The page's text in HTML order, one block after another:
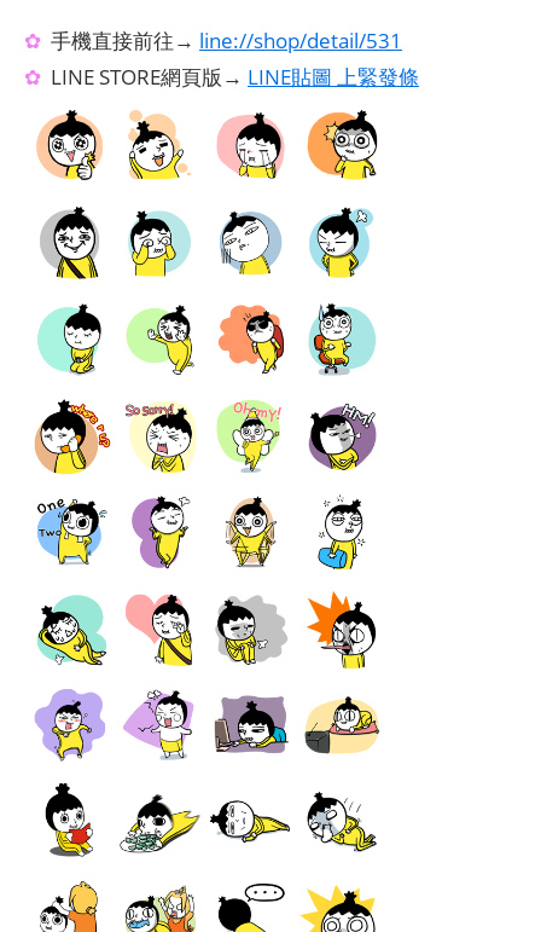
✿ 手機直接前往→ line://shop/detail/531
✿ LINE STORE網頁版→ LINE貼圖 上緊發條